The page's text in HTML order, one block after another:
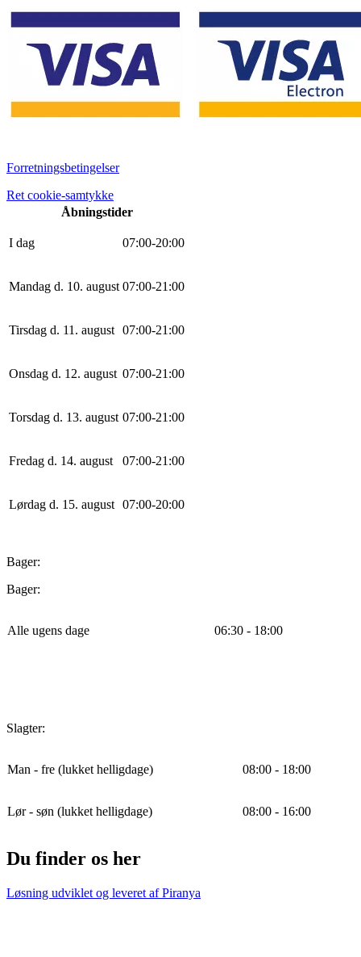
Forretningsbetingelser
Ret cookie-samtykke
Åbningstider
I dag 07:00-20:00
Mandag d. 10. august 07:00-21 :00
Tirsdag d. 11. august 07:00-21 :00
Onsdag d. 12. august 07:00-21 :00
Torsdag d. 13. august 07:00-21 :00
Fredag d. 14. august 07:00-21 :00
Lørdag d. 15. august 07:00-20:00
Bager:
Bager:
Alle ugens dage 06:30 - 18:00
Slagter:
Man - fre (lukket helligdage) 08:00 - 18:00
Lør - søn (lukket helligdage) 08:00 - 16:00
Du finder os her
Løsning udviklet og leveret afPiranya